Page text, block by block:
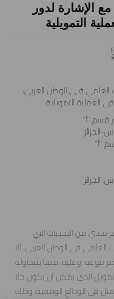
الإشارة لدور
التمويلية
العلمي فـي الوطن العربي،
العملية التمويلية
قسم "أ"
"أ"
الجزائر
تحدي من التحديات التي
العلمي في الوطن العربي، ألا
وعليه، قمنا بمحاولة
الذي يمكن أن يكون حلا
في الودائع الوقفية، وذلك